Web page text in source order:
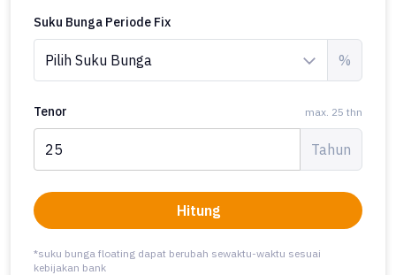
Suku Bunga Periode Fix
%
Tenor max. 25 thn
Tahun
Hitung
*suku bunga floating dapat berubah sewaktu-waktu sesuai
kebijakan bank